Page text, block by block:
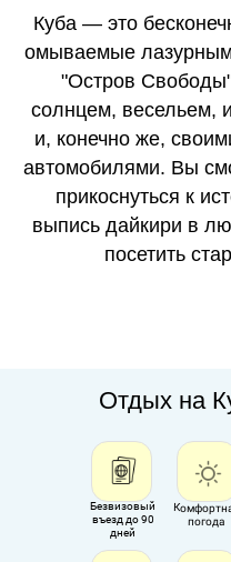
Куба — это
омываемые
"Остров
солнцем, весельем,
и, конечно же,
автомобилями. Вы
прикоснуться к
выпись дайкири в
посетить
Отдых на
погода
Безвизовый
въезд до 90
дней